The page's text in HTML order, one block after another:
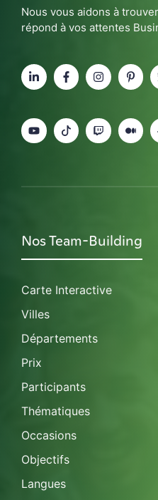
Nous vous aidons à
répond à vos attentes
Nos Team-Building
Carte Interactive
Villes
Départements
Prix
Participants
Thématiques
Occasions
Objectifs
Langues